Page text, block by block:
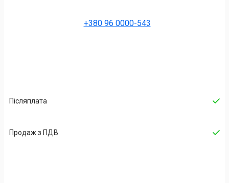
+380 96 0000-543
Післяплата
Продаж з ПДВ